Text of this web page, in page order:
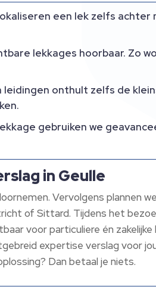
een lek zelfs achter
lekkages hoorbaar. Zo
onthult zelfs de
gebruiken we
in Geulle
Vervolgens plannen
of Sittard. Tijdens het
voor particuliere én zakelijke
expertise verslag voor
Dan betaal je niets.